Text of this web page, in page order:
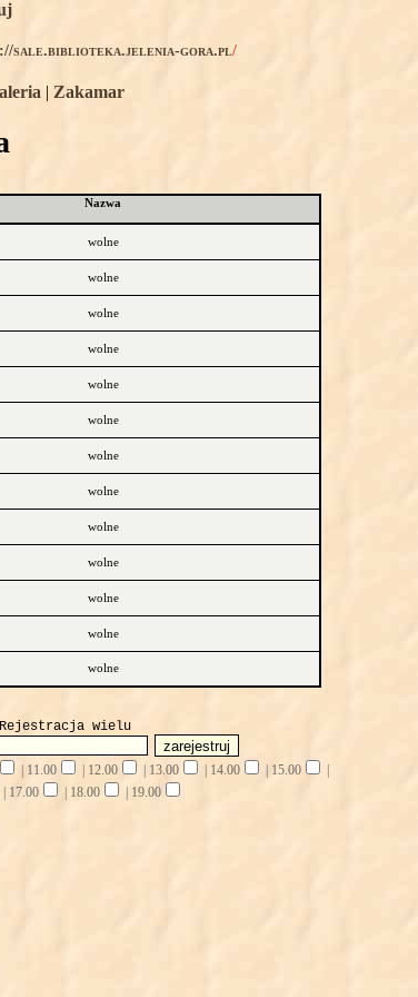
sale.biblioteka.jelenia-gora.pl/
| Zakamar
Nazwa
wolne
wolne
wolne
wolne
wolne
wolne
wolne
wolne
wolne
wolne
wolne
wolne
wolne
Rejestracja wielu
11.00 12.00 13.00 14.00 15.00
17.00 18.00 19.00